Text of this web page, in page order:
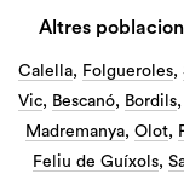
Altres
Calella, Folgueroles,
Vic, Bescanó, Bordils,
Madremanya, Olot,
Feliu de Guíxols,